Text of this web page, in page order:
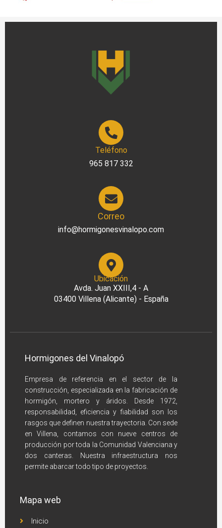
Teléfono
965 817 332
Correo
info@hormigonesvinalopo.com
Ubicación
Avda. Juan XXIII,4 - A
03400 Villena (Alicante) - España
Hormigones del Vinalopó
Empresa de referencia en el sector de la
construcción, especializada en la fabricación de
hormigón, mortero y áridos. Desde 1972,
responsabilidad, eficiencia y fiabilidad son los
rasgos que definen nuestra trayectoria. Con sede
en Villena, contamos con nueve centros de
producción por toda la Comunidad Valenciana y
dos canteras. Nuestra infraestructura nos
permite abarcar todo tipo de proyectos.
Mapa web
Inicio